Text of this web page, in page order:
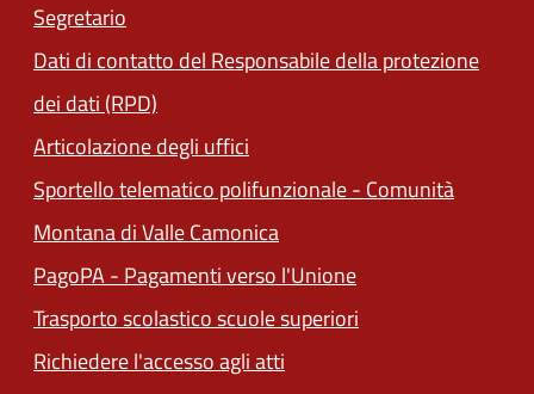
Segretario
Dati di contatto del Responsabile della protezione
dei dati (RPD)
Articolazione degli uffici
Sportello telematico polifunzionale - Comunità
Montana di Valle Camonica
PagoPA - Pagamenti verso l'Unione(apre in un'altra
Trasporto scolastico scuole superiori
Richiedere l'accesso agli atti